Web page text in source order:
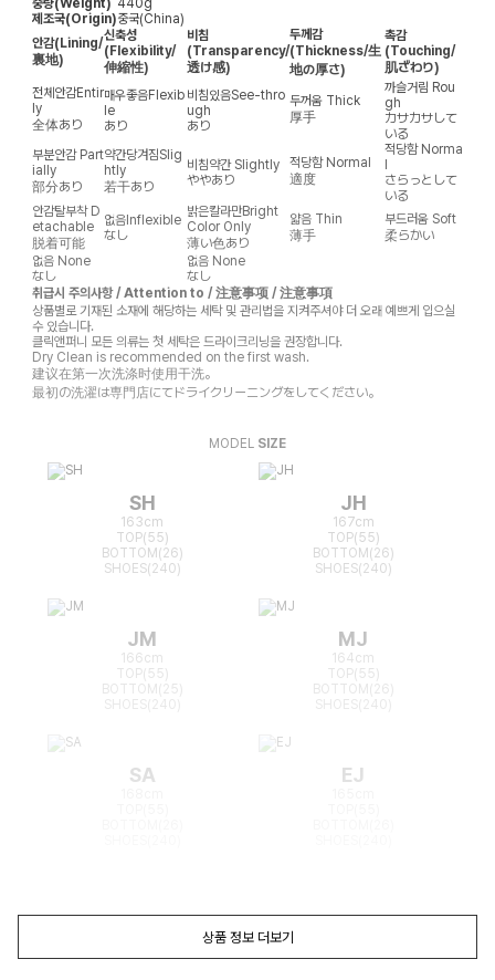
중량(Weight) 440g
제조국(Origin)중국(China)
안감(Lining/
裏地)
신축성
(Flexibility/
伸縮性)
비침
(Transparency/
透け感)
두께감
(Thickness/生
地の厚さ)
촉감
(Touching/
肌ざわり)
전체안감Entir
ly
全体あり
매우좋음Flexib
le
あり
비침있음See-thro
ugh
あり
두꺼움 Thick
厚手
까슬거림 Rou
gh
カサカサして
いる
부분안감 Part
ially
部分あり
약간당겨짐Slig
htly
若干あり
비침약간 Slightly
ややあり
적당함 Normal
適度
적당함 Norma
さらっとして
いる
안감탈부착 D
etachable
脱着可能
없음 Inflexible
なし
밝은칼라만Bright
Color Only
薄い色あり
얇음 Thin
薄手
부드러움 Soft
柔らかい
없음 None
なし
없음 None
なし
취급시 주의사항 / Attention to / 注意事项 / 注意事項
상품별로 기재된 소재에 해당하는 세탁 및 관리법을 지켜주셔야 더 오래 예쁘게 입으실
수 있습니다.
클릭앤퍼니 모든 의류는 첫 세탁은 드라이크리닝을 권장합니다.
Dry Clean is recommended on the first wash.
建议在第一次洗涤时使用干洗。
最初の洗濯は専門店にてドライクリーニングをしてください。
MODEL SIZE
SH
163cm
TOP(55)
BOTTOM(26)
SHOES(240)
JH
167cm
TOP(55)
BOTTOM(26)
SHOES(240)
JM
166cm
TOP(55)
BOTTOM(25)
MJ
164cm
TOP(55)
BOTTOM(26)
SA EJ
상품 정보 더보기